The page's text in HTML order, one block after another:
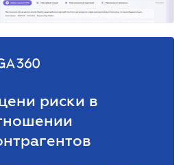
риски в